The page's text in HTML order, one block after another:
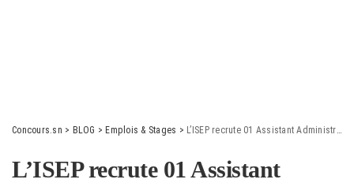
Concours.sn > BLOG > Emplois & Stages > L’ISEP recrute 01 Assistant Administratif
L’ISEP recrute 01 Assistant